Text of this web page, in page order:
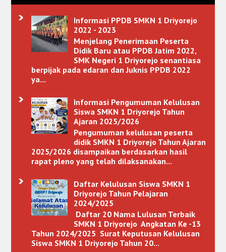
Informasi PPDB SMKN 1 Driyorejo
2022 - 2023
Menjelang Penerimaan Peserta
Didik Baru atau PPDB Jatim 2022,
SMK Negeri 1 Driyorejo senantiasa
berpijak pada edaran dan Juknis PPDB 2022
ya...
Informasi Pengumuman Kelulusan
Siswa SMKN 1 Driyorejo Tahun
Ajaran 2025/2026
Pengumuman kelulusan peserta
didik SMKN 1 Driyorejo Tahun Ajaran
2025/2026 disampaikan berdasarkan hasil
rapat pleno yang telah dilaksanakan...
Daftar Kelulusan Siswa SMKN 1
Driyorejo Tahun Pelajaran
2024/2025
Daftar 20 Nama Lulusan Terbaik
SMKN 1 Driyorejo Angkatan Ke -13
Tahun 2024/2025 Surat Keputusan Kelulusan
Siswa SMKN 1 Driyorejo Tahun 20...